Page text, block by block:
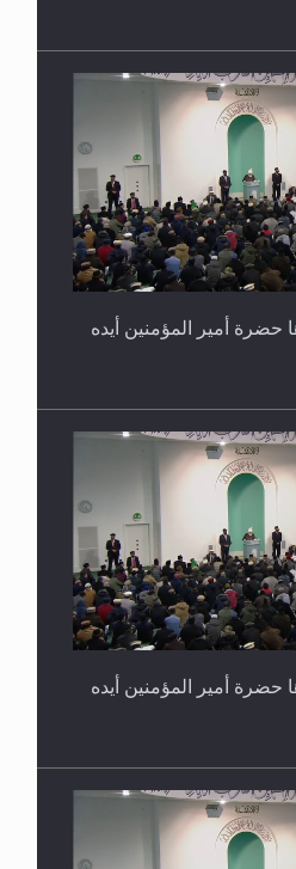
حضرة أمير المؤمنين أيده
حضرة أمير المؤمنين أيده